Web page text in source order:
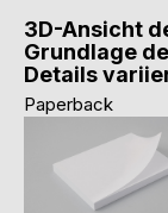
3D-Ansicht
Grundlage
Details
Paperback